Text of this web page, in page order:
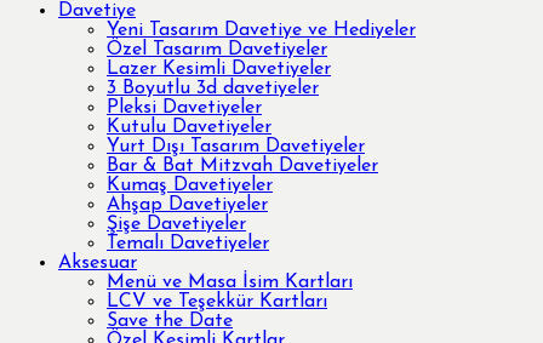
Davetiye
Yeni Tasarım Davetiye ve Hediyeler
Özel Tasarım Davetiyeler
Lazer Kesimli Davetiyeler
3 Boyutlu 3d davetiyeler
Pleksi Davetiyeler
Kutulu Davetiyeler
Yurt Dışı Tasarım Davetiyeler
Bar & Bat Mitzvah Davetiyeler
Kumaş Davetiyeler
Ahşap Davetiyeler
Şişe Davetiyeler
Temalı Davetiyeler
Aksesuar
Menü ve Masa İsim Kartları
LCV ve Teşekkür Kartları
Save the Date